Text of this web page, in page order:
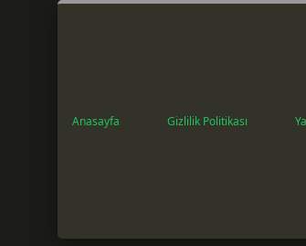
Anasayfa Gizlilik Politikası